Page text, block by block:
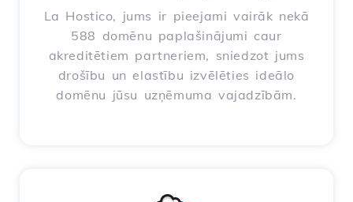
La Hostico, jums ir pieejami vairāk nekā
588 domēnu paplašinājumi caur
akreditētiem partneriem, sniedzot jums
drošību un elastību izvēlēties ideālo
domēnu jūsu uzņēmuma vajadzībām.